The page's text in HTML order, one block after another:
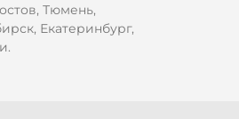
Тюмень,
Екатеринбург,